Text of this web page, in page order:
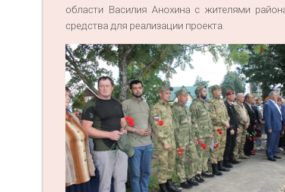
области Василия Анохина с жителями
средства для реализации проекта.